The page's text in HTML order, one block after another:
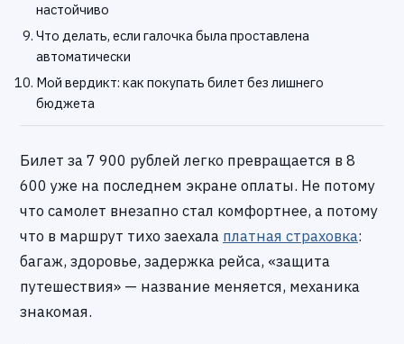
настойчиво
Что делать, если галочка была проставлена
автоматически
Мой вердикт: как покупать билет без лишнего
бюджета
Билет за 7 900 рублей легко превращается в 8
600 уже на последнем экране оплаты. Не потому
что самолет внезапно стал комфортнее, а потому
что в маршрут тихо заехала платная страховка:
багаж, здоровье, задержка рейса, «защита
путешествия» — название меняется, механика
знакомая.